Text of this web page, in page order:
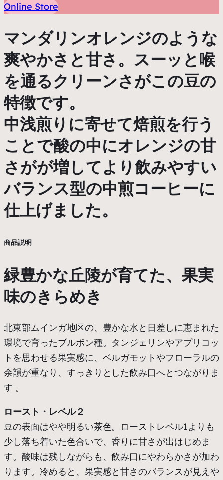
Online Store
マンダリンオレンジのような
爽やかさと甘さ。スーッと喉
を通るクリーンさがこの豆の
特徴です。
中浅煎りに寄せて焙煎を行う
ことで酸の中にオレンジの甘
さがが増してより飲みやすい
バランス型の中煎コーヒーに
仕上げました。
商品説明
緑豊かな丘陵が育てた、果実
味のきらめき
北東部ムインガ地区の、豊かな水と日差しに恵まれた
環境で育ったブルボン種。タンジェリンやアプリコッ
トを思わせる果実感に、ベルガモットやフローラルの
余韻が重なり、すっきりとした飲み口へとつながりま
す 。
ロースト・レベル２
豆の表面はやや明るい茶色。ローストレベル1よりも
少し落ち着いた色合いで、香りに甘さが出はじめま
す。酸味は残しながらも、飲み口にやわらかさが加わ
ります。冷めると、果実感と甘さのバランスが見えや